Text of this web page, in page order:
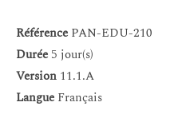
Référence PAN-EDU-210
Durée 5 jour(s)
Version 11.1.A
Langue Français